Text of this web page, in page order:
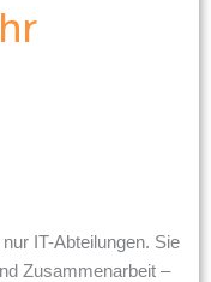
IT-Abteilungen. Sie
Zusammenarbeit –